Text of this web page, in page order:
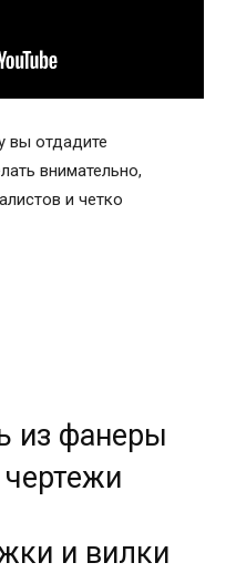
вы отдадите
внимательно,
и четко
из фанеры
и вилки